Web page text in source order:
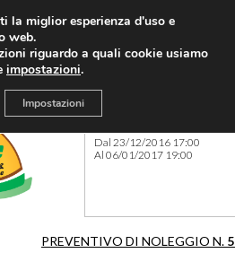
Dal 23/12/2016 17:00
Al 06/01/2017 19:00
PREVENTIVO DI NOLEGGIO N.
la miglior esperienza d'uso e
web.
riguardo a quali cookie usiamo
impostazioni.
Impostazioni